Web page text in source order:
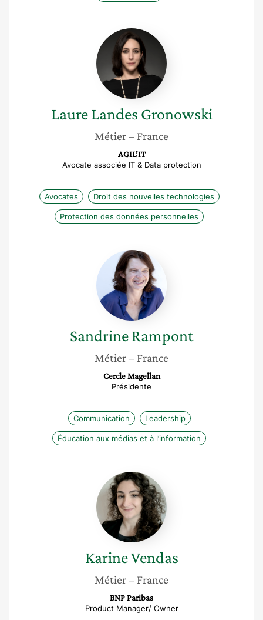
Laure
Landes
Gronowski
Laure Landes Gronowski
Métier– France
AGIL’IT
Avocate associée IT & Data protection
Avocates Droit des nouvelles technologies
Protection des données personnelles
Sandrine
Rampont
SandrineRampont
Métier– France
Cercle Magellan
Présidente
Communication Leadership
Éducation aux médias et à l’information
Karine
Vendas
KarineVendas
Métier– France
BNP Paribas
Product Manager/ Owner